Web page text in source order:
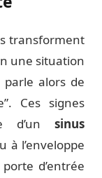
transforment
une situation
parle alors de
Ces signes
d’un sinus
à l’enveloppe
d’entrée